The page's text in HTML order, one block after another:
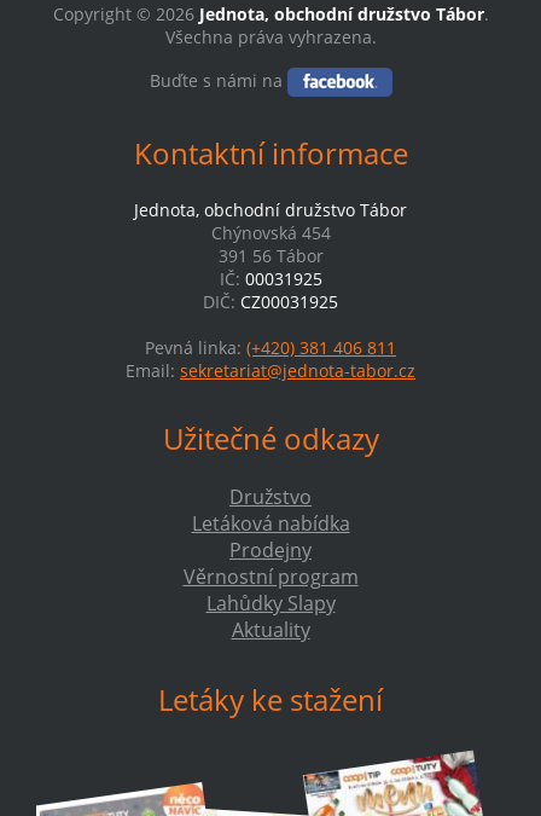
Copyright © 2026 Jednota, obchodní družstvo Tábor.
Všechna práva vyhrazena.
Buďte s námi na
Kontaktní informace
Jednota, obchodní družstvo Tábor
Chýnovská 454
391 56 Tábor
IČ: 00031925
DIČ: CZ00031925
Pevná linka: (+420) 381 406 811
Email: sekretariat@jednota-tabor.cz
Užitečné odkazy
Družstvo
Letáková nabídka
Prodejny
Věrnostní program
Lahůdky Slapy
Aktuality
Letáky ke stažení